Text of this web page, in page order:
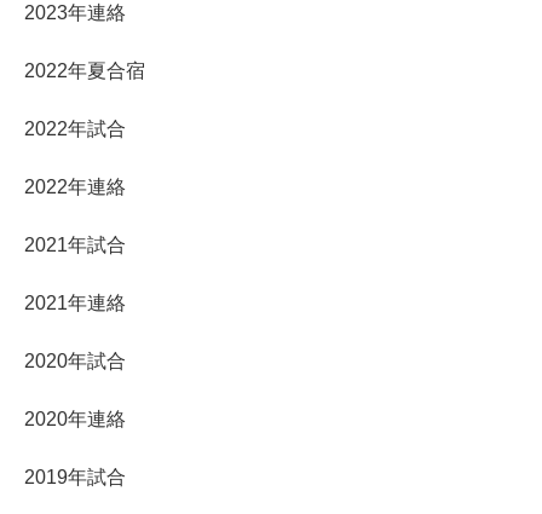
2023年連絡
2022年夏合宿
2022年試合
2022年連絡
2021年試合
2021年連絡
2020年試合
2020年連絡
2019年試合